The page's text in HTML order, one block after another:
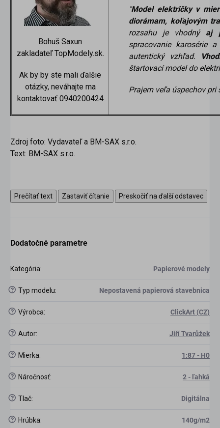
Bohuš Saxun
zakladateľ TopModely.sk.
Ak by by ste mali ďalšie
otázky, neváhajte ma
kontaktovať 0940200424
"Model električky v
diorámam, koľajovým
rozsahu je vhodný aj
spracovanie karosérie
autentický vzhľad.
štartovací model do
Prajem veľa úspechov pri
Zdroj foto: Vydavateľ a BM-SAX s.r.o.
Text: BM-SAX s.r.o.
Prečítať text Zastaviť čítanie Preskočiť na ďalší odstavec
Dodatočné parametre
Kategória: Papierové modely
? Typ modelu: Nepostavená papierová stavebnica
? Výrobca: ClickArt (CZ)
? Autor: Jiří Tvarůžek
? Mierka: 1:87 - H0
? Náročnosť: 2 - ľahká
? Tlač: Digitálna
? Hrúbka: 140g/m2